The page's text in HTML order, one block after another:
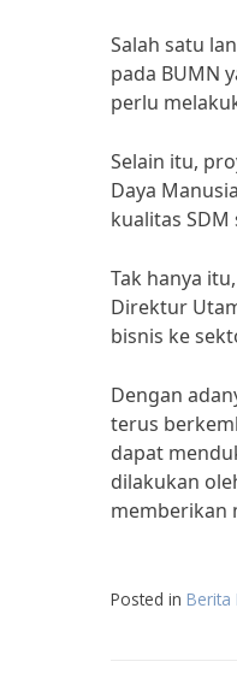
Salah satu
pada BUMN
perlu
Selain itu,
Daya
kualitas
Tak hanya
Direktur
bisnis ke
Dengan
terus
dapat
dilakukan
memberikan
Posted in Berita